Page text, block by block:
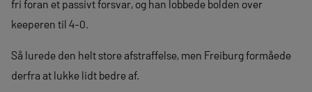
fri foran et passivt forsvar, og han lobbede bolden over
keeperen til 4-0.
Så lurede den helt store afstraffelse, men Freiburg formåede
derfra at lukke lidt bedre af.